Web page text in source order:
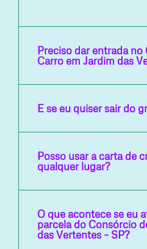
Preciso dar entrada no
Carro em Jardim das
E se eu quiser sair do
Posso usar a carta de
qualquer lugar?
O que acontece se eu
parcela do Consórcio
das Vertentes – SP?